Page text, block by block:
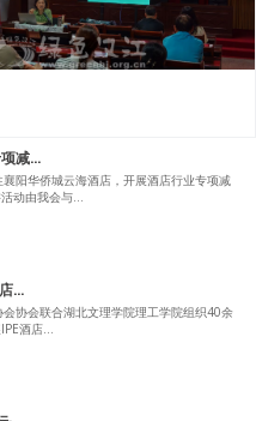
减...
阳华侨城云海酒店，开展酒店行业专项减
动由我会与...
...
协会联合湖北文理学院理工学院组织40余
酒店...